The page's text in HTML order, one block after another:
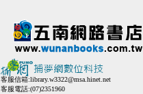
客服信箱:library.w3322@msa.hinet.net
客服電話:(07)2351960